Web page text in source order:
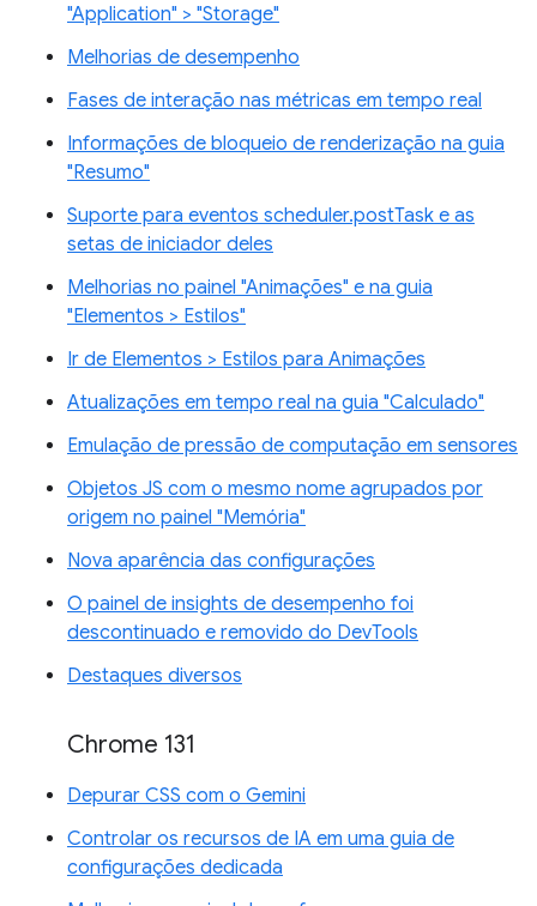
"Application" > "Storage"
Melhorias de desempenho
Fases de interação nas métricas em tempo real
Informações de bloqueio de renderização na guia
"Resumo"
Suporte para eventos scheduler.postTask e as
setas de iniciador deles
Melhorias no painel "Animações" e na guia
"Elementos > Estilos"
Ir de Elementos > Estilos para Animações
Atualizações em tempo real na guia "Calculado"
Emulação de pressão de computação em sensores
Objetos JS com o mesmo nome agrupados por
origem no painel "Memória"
Nova aparência das configurações
O painel de insights de desempenho foi
descontinuado e removido do DevTools
Destaques diversos
Chrome 131
Depurar CSS com o Gemini
Controlar os recursos de IA em uma guia de
configurações dedicada